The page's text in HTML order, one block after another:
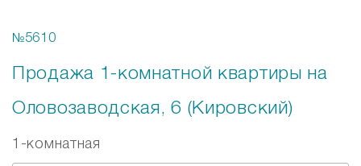
№5610
Продажа 1-комнатной квартиры на
Оловозаводская, 6 (Кировский)
1-комнатная